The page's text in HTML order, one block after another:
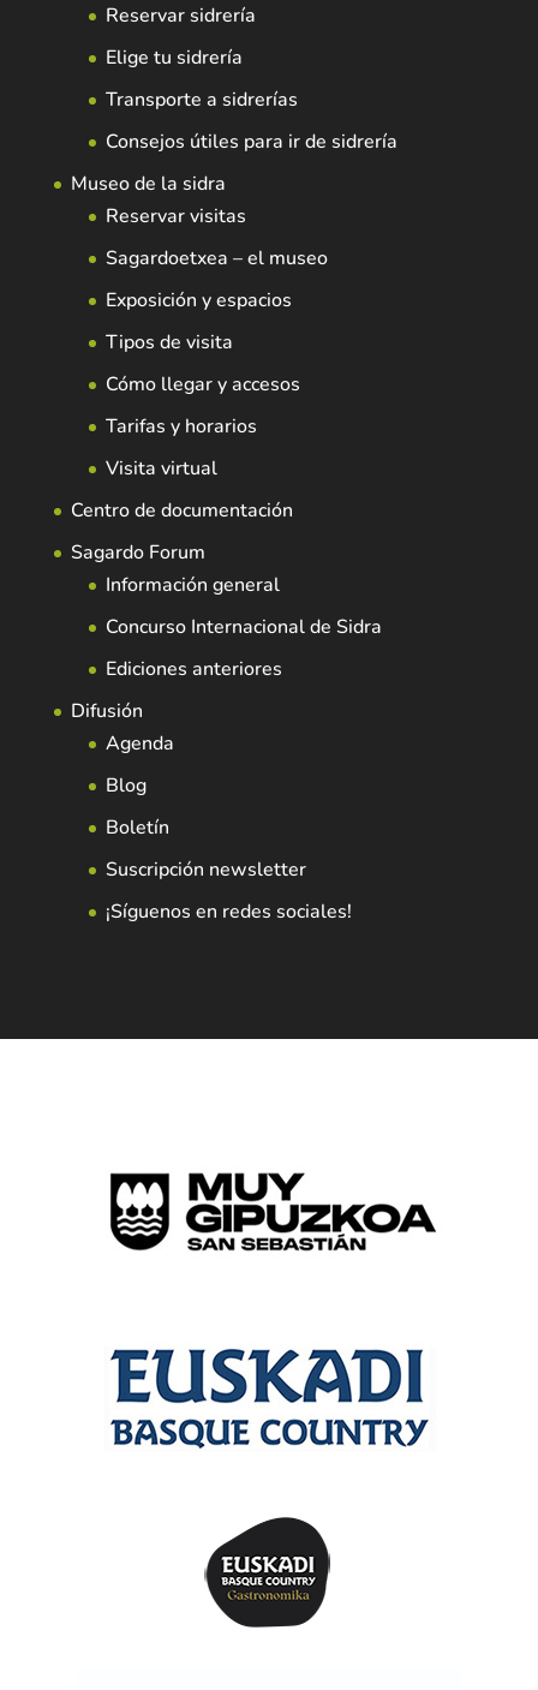
Reservar sidrería
Elige tu sidrería
Transporte a sidrerías
Consejos útiles para ir de sidrería
Museo de la sidra
Reservar visitas
Sagardoetxea – el museo
Exposición y espacios
Tipos de visita
Cómo llegar y accesos
Tarifas y horarios
Visita virtual
Centro de documentación
Sagardo Forum
Información general
Concurso Internacional de Sidra
Ediciones anteriores
Difusión
Agenda
Blog
Boletín
Suscripción newsletter
¡Síguenos en redes sociales!